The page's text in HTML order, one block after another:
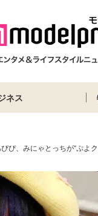
ネス
ぴ、みにゃとっちが“ぷよ